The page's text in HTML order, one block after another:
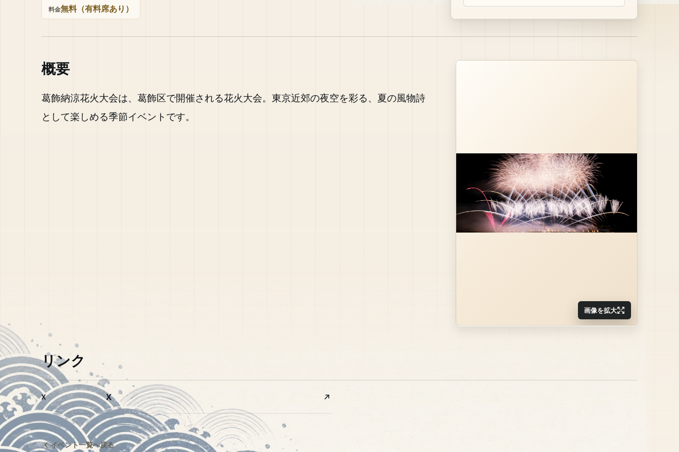
料金無料（有料席あり）
概要
葛飾納涼花火大会は、葛飾区で開催される花火大会。東京近郊の夜空を彩る、夏の風物詩
として楽しめる季節イベントです。
画像を拡大
リンク
X X
イベント一覧へ戻る